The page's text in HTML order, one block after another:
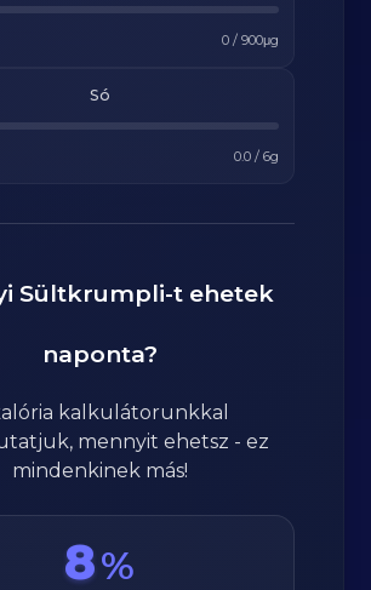
0/ 900μg
Só
0.0/ 6g
Sültkrumpli-t ehetek
naponta?
kalkulátorunkkal
mennyit ehetsz - ez
mindenkinek más!
8%